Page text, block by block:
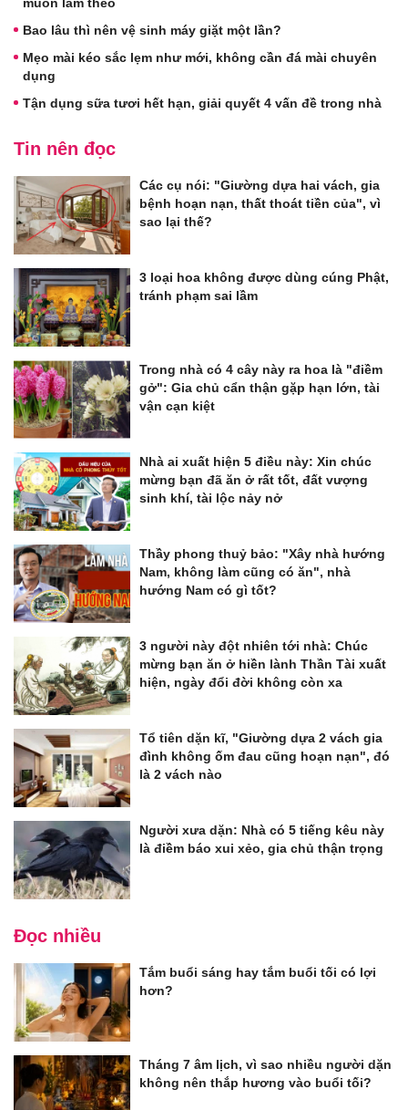
Bao lâu thì nên vệ sinh máy giặt một lần?
Mẹo mài kéo sắc lẹm như mới, không cần đá mài chuyên
dụng
Tận dụng sữa tươi hết hạn, giải quyết 4 vấn đề trong nhà
Tin nên đọc
Các cụ nói: "Giường dựa hai vách, gia
bệnh hoạn nạn, thất thoát tiền của", vì
sao lại thế?
3 loại hoa không được dùng cúng Phật,
tránh phạm sai lầm
Trong nhà có 4 cây này ra hoa là "điềm
gở": Gia chủ cẩn thận gặp hạn lớn, tài
vận cạn kiệt
Nhà ai xuất hiện 5 điều này: Xin chúc
mừng bạn đã ăn ở rất tốt, đất vượng
sinh khí, tài lộc nảy nở
Thầy phong thuỷ bảo: "Xây nhà hướng
Nam, không làm cũng có ăn", nhà
hướng Nam có gì tốt?
3 người này đột nhiên tới nhà: Chúc
mừng bạn ăn ở hiền lành Thần Tài xuất
hiện, ngày đổi đời không còn xa
Tổ tiên dặn kĩ, "Giường dựa 2 vách gia
đình không ốm đau cũng hoạn nạn", đó
là 2 vách nào
Người xưa dặn: Nhà có 5 tiếng kêu này
là điềm báo xui xẻo, gia chủ thận trọng
Đọc nhiều
Tắm buổi sáng hay tắm buổi tối có lợi
hơn?
Tháng 7 âm lịch, vì sao nhiều người dặn
không nên thắp hương vào buổi tối?